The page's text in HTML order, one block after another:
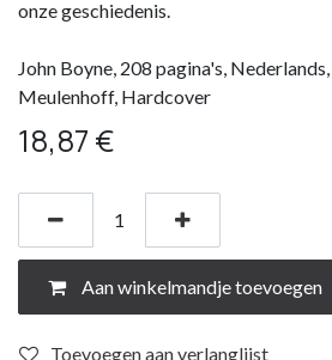
onze geschiedenis.
John Boyne, 208 pagina's,
Meulenhoff, Hardcover
18,87 €
Aan winkelmandje toevoegen
Toevoegen aan verlanglijst